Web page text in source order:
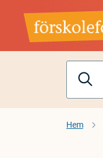
huvudinnehåll
Hem